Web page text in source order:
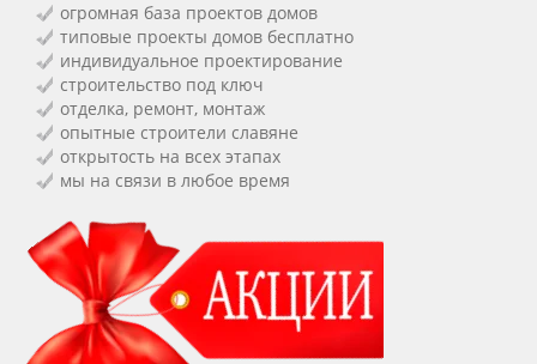
огромная база проектов домов
типовые проекты домов бесплатно
индивидуальное проектирование
строительство под ключ
отделка, ремонт, монтаж
опытные строители славяне
открытость на всех этапах
мы на связи в любое время